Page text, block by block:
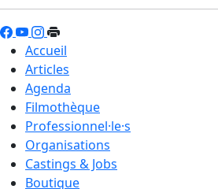
Accueil
Articles
Agenda
Filmothèque
Professionnel·le·s
Organisations
Castings & Jobs
Boutique